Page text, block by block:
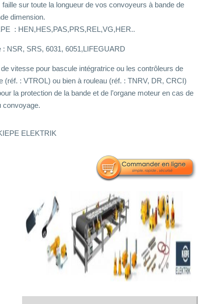
sur toute la longueur de vos convoyeurs à bande de
dimension.
: HEN,HES,PAS,PRS,REL,VG,HER..
: NSR, SRS, 6031, 6051,LIFEGUARD
vitesse pour bascule intégratrice ou les contrôleurs de
(réf. : VTROL) ou bien à rouleau (réf. : TNRV, DR, CRCI)
la protection de la bande et de l’organe moteur en cas de
convoyage.
ELEKTRIK